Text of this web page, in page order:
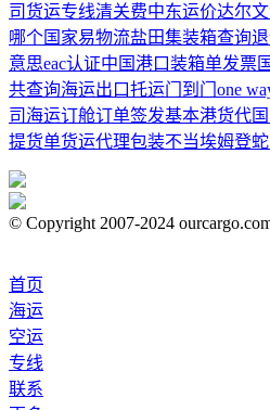
司货运专线清关费中东运价达尔
哪个国家易物流盐田集装箱查询
意思eac认证中国港口装箱单发票
共查询海运出口托运门到门 one
司 海运订舱订单签发基本港货代
提货单货运代理包装不当埃姆登
© Copyright 2007-2024
首页
海运
空运
专线
联系